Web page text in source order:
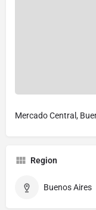
Mercado Central,
Region
Buenos Aires